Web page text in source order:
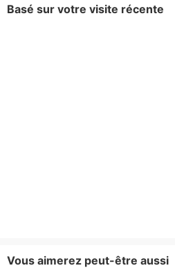
Basé sur votre visite récente
Vous aimerez peut-être aussi